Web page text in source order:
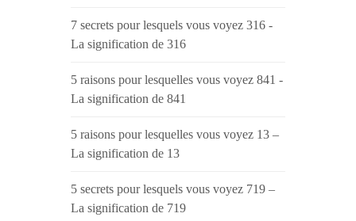
7 secrets pour lesquels vous voyez 316 -
La signification de 316
5 raisons pour lesquelles vous voyez 841 -
La signification de 841
5 raisons pour lesquelles vous voyez 13 –
La signification de 13
5 secrets pour lesquels vous voyez 719 –
La signification de 719